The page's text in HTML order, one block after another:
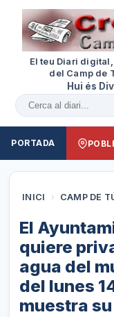
El teu Diari
del Camp de
Hui és
Cercar al diari
PORTADA
INICI › CAMP DE
El
quiere
agua del
del lunes
muestra